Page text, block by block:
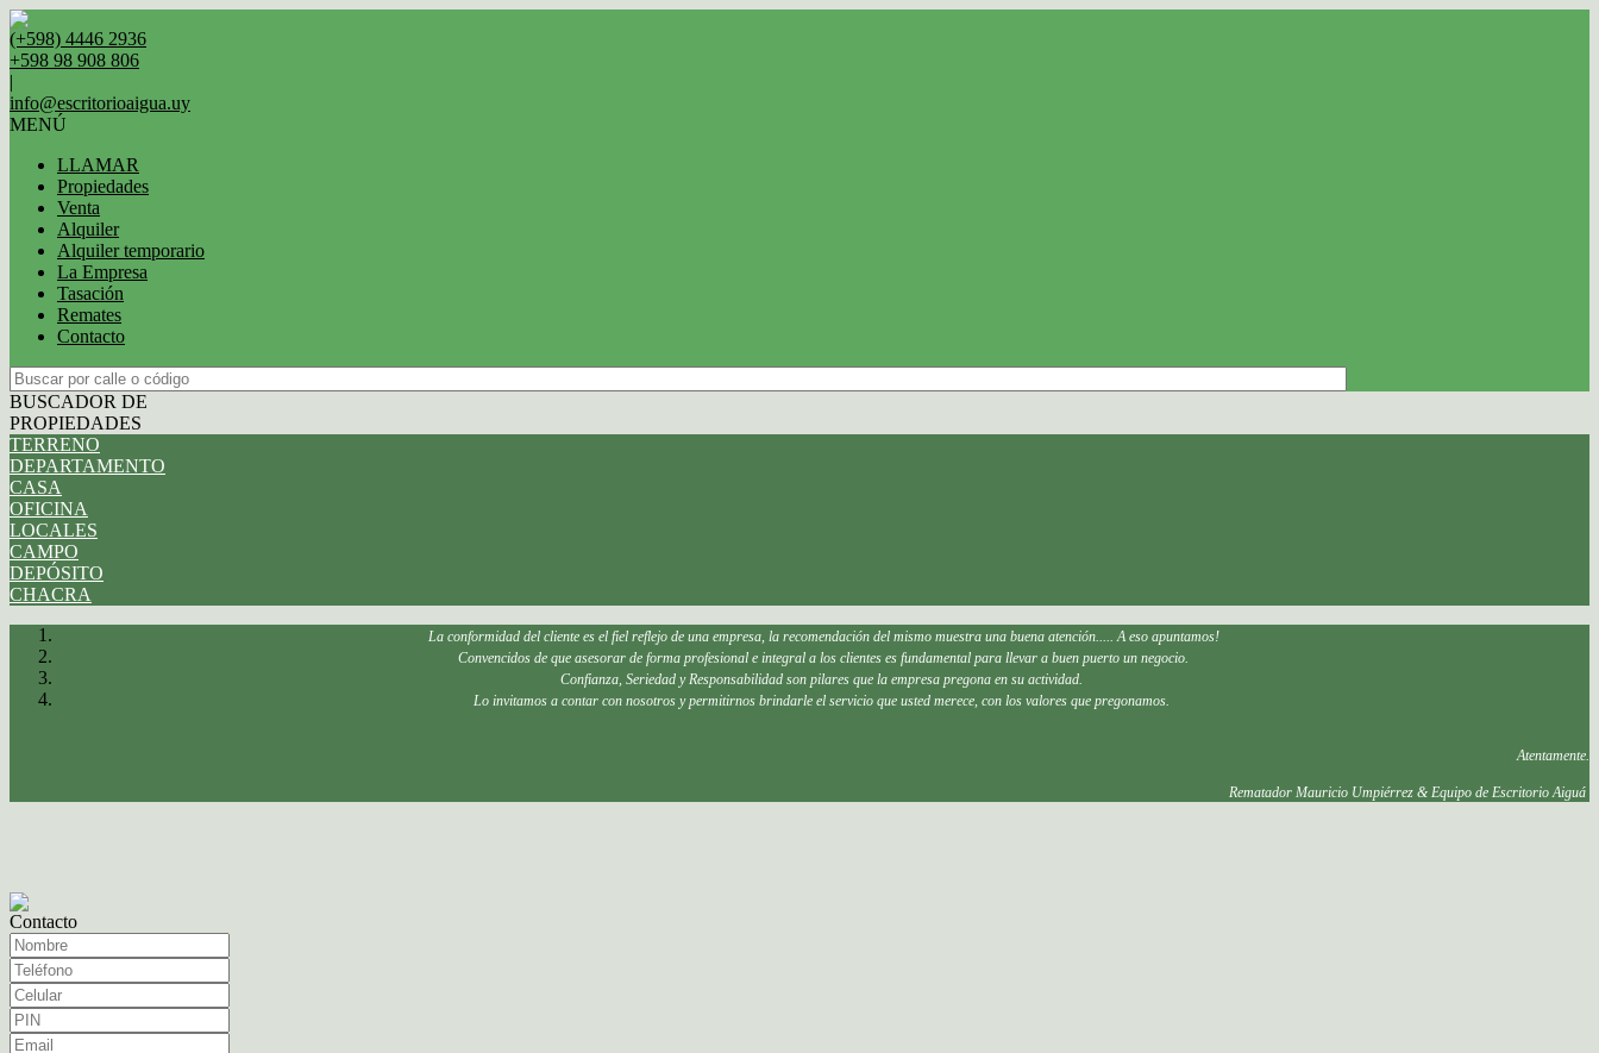
(+598) 4446 2936
+598 98 908 806
|
info@escritorioaigua.uy
MENÚ
LLAMAR
Propiedades
Venta
Alquiler
Alquiler temporario
La Empresa
Tasación
Remates
Contacto
BUSCADOR DE
PROPIEDADES
TERRENO
DEPARTAMENTO
CASA
OFICINA
LOCALES
CAMPO
DEPÓSITO
CHACRA
La conformidad del cliente es el fiel reflejo de una empresa, la recomendación del mismo muestra una buena atención..... A eso apuntamos!
Convencidos de que asesorar de forma profesional e integral a los clientes es fundamental para llevar a buen puerto un negocio.
Confianza, Seriedad y Responsabilidad son pilares que la empresa pregona en su actividad.
Lo invitamos a contar con nosotros y permitirnos brindarle el servicio que usted merece, con los valores que pregonamos.
Atentamente.
Rematador Mauricio Umpiérrez & Equipo de Escritorio Aiguá
Contacto